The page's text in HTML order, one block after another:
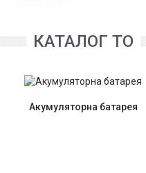
КАТАЛОГ ТО
Акумуляторна батарея